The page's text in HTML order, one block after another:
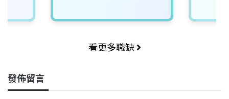
看更多職缺
發佈留言